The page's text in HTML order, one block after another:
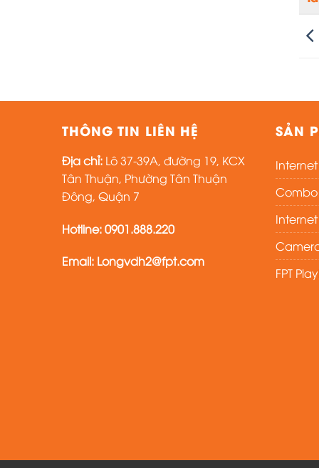
THÔNG TIN LIÊN HỆ
Địa chỉ: Lô 37-39A, đường 19, KCX
Tân Thuận, Phường Tân Thuận
Đông, Quận 7
Hotline: 0901.888.220
Email: Longvdh2@fpt.com
SẢN
Combo
FPT